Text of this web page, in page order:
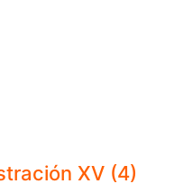
XV (4)